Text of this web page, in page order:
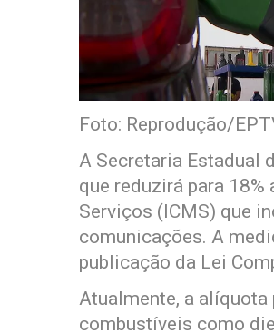
Foto: Reprodução/
A Secretaria Estadual
que reduzirá para
Serviços (ICMS) que
comunicações. A
publicação da Lei
Atualmente, a alíquota
combustíveis como